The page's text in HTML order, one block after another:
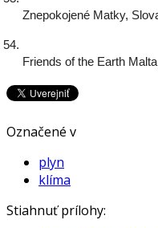
Znepokojené Matky,
Friends of the Earth
Označené v
plyn
klíma
Stiahnuť prílohy: